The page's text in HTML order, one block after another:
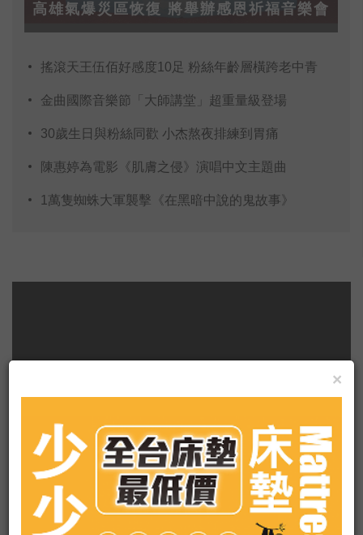
高雄氣爆災區恢復 將舉辦感恩祈福音樂會
搖滾天王伍佰好感度10足 粉絲年齡層橫跨老中青
金曲國際音樂節「大師講堂」超重量級登場
30歲生日與粉絲同歡 小杰熬夜排練到胃痛
陳惠婷為電影《肌膚之侵》演唱中文主題曲
1萬隻蜘蛛大軍襲擊《在黑暗中說的鬼故事》
×